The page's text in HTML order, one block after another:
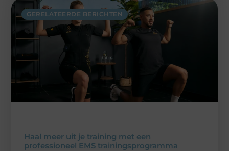
GERELATEERDE BERICHTEN
Haal meer uit je training met een
professioneel EMS trainingsprogramma